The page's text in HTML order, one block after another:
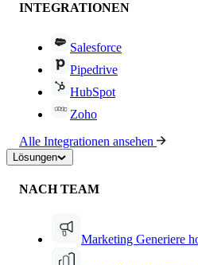
INTEGRATIONEN
Salesforce
Pipedrive
HubSpot
Zoho
Alle Integrationen ansehen
Lösungen
NACH TEAM
Marketing Generiere